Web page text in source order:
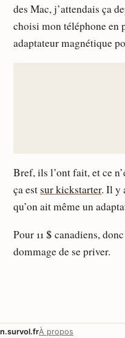
des Mac, j’attendais ça
choisi mon téléphone en
adaptateur magnétique
Bref, ils l’ont fait, et ce
ça estsur kickstarter. Il y
qu’on ait même un
Pour 11 $ canadiens,
dommage de se priver.
n.survol.frÀ propos